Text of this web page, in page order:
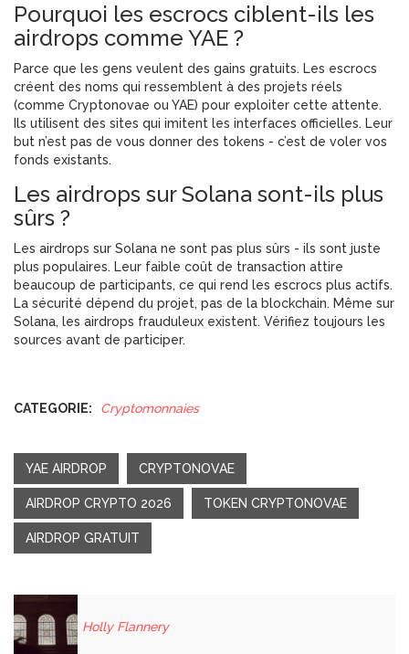
Pourquoi les escrocs ciblent-ils les
airdrops comme YAE ?
Parce que les gens veulent des gains gratuits. Les escrocs
créent des noms qui ressemblent à des projets réels
(comme Cryptonovae ou YAE) pour exploiter cette attente.
Ils utilisent des sites qui imitent les interfaces officielles. Leur
but n’est pas de vous donner des tokens - c’est de voler vos
fonds existants.
Les airdrops sur Solana sont-ils plus
sûrs ?
Les airdrops sur Solana ne sont pas plus sûrs - ils sont juste
plus populaires. Leur faible coût de transaction attire
beaucoup de participants, ce qui rend les escrocs plus actifs.
La sécurité dépend du projet, pas de la blockchain. Même sur
Solana, les airdrops frauduleux existent. Vérifiez toujours les
sources avant de participer.
CATEGORIE: Cryptomonnaies
YAE AIRDROP CRYPTONOVAE
AIRDROP CRYPTO 2026 TOKEN CRYPTONOVAE
AIRDROP GRATUIT
Holly Flannery